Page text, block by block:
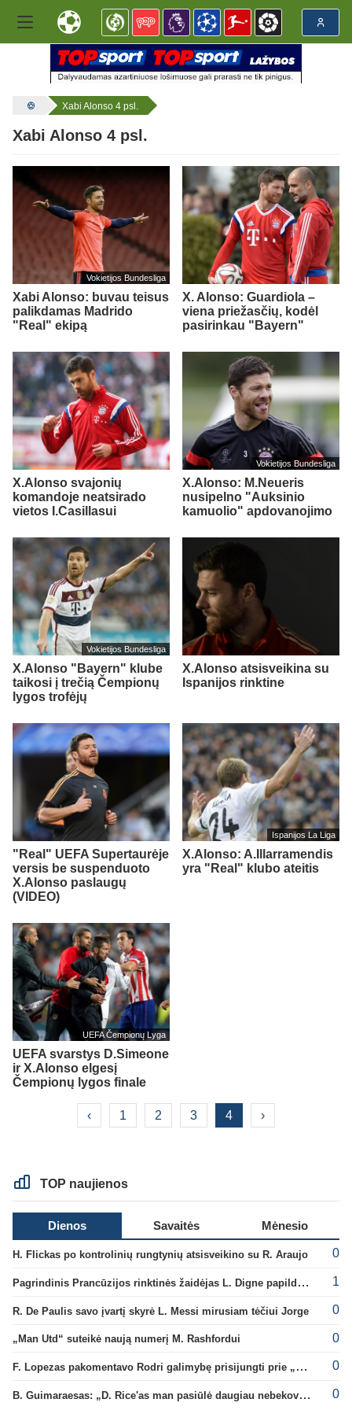
Xabi Alonso 4 psl.
Xabi Alonso 4 psl.
Vokietijos Bundesliga
Xabi Alonso: buvau teisus
palikdamas Madrido
"Real" ekipą
X. Alonso: Guardiola –
viena priežasčių, kodėl
pasirinkau "Bayern"
X.Alonso svajonių
komandoje neatsirado
vietos I.Casillasui
Vokietijos Bundesliga
X.Alonso: M.Neueris
nusipelno "Auksinio
kamuolio" apdovanojimo
Vokietijos Bundesliga
X.Alonso "Bayern" klube
taikosi į trečią Čempionų
lygos trofėjų
X.Alonso atsisveikina su
Ispanijos rinktine
"Real" UEFA Supertaurėje
versis be suspenduoto
X.Alonso paslaugų
(VIDEO)
Ispanijos La Liga
X.Alonso: A.Illarramendis
yra "Real" klubo ateitis
UEFA Čempionų Lyga
UEFA svarstys D.Simeone
ir X.Alonso elgesį
Čempionų lygos finale
‹ 1 2 3 4 ›
TOP naujienos
Dienos Savaitės Mėnesio
H. Flickas po kontrolinių rungtynių atsisveikino su R. Araujo 0
Pagrindinis Prancūzijos rinktinės žaidėjas L. Digne papildė PSG gretas 1
R. De Paulis savo įvartį skyrė L. Messi mirusiam tėčiui Jorge 0
„Man Utd“ suteikė naują numerį M. Rashfordui 0
F. Lopezas pakomentavo Rodri galimybę prisijungti prie „Barcelona“ ekipos 0
B. Guimaraesas: „D. Rice'as man pasiūlė daugiau nebekovoti tarpusavyje“ 0